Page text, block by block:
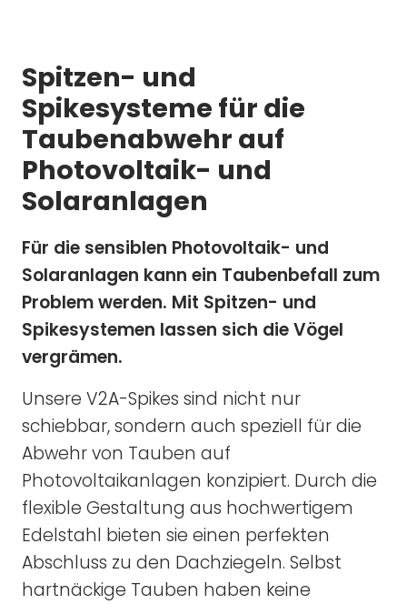
Spitzen- und
Spikesysteme für die
Taubenabwehr auf
Photovoltaik- und
Solaranlagen
Für die sensiblen Photovoltaik- und
Solaranlagen kann ein Taubenbefall zum
Problem werden. Mit Spitzen- und
Spikesystemen lassen sich die Vögel
vergrämen.
Unsere V2A-Spikes sind nicht nur
schiebbar, sondern auch speziell für die
Abwehr von Tauben auf
Photovoltaikanlagen konzipiert. Durch die
flexible Gestaltung aus hochwertigem
Edelstahl bieten sie einen perfekten
Abschluss zu den Dachziegeln. Selbst
hartnäckige Tauben haben keine